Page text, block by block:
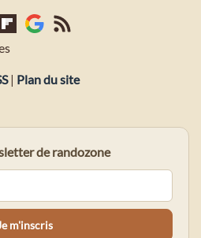
| Plan du site
de randozone